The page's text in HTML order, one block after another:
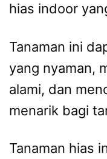
hias indoor
Tanaman ini
yang nyaman,
alami, dan
menarik bagi
Tanaman hias